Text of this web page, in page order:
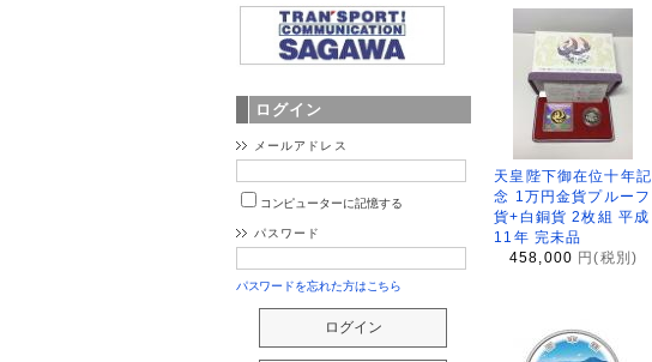
天皇陛下御在位十年記
念 1万円金貨プルーフ
貨+白銅貨 2枚組 平成
11年 完未品
458,000 円(税別)
ログイン
メールアドレス
コンピューターに記憶する
パスワード
パスワードを忘れた方はこちら